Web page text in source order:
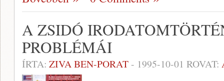
A ZSIDÓ
PROBLÉMÁI
ÍRTA: ZIVA BEN-PORAT- 1995-10-01 ROVAT: